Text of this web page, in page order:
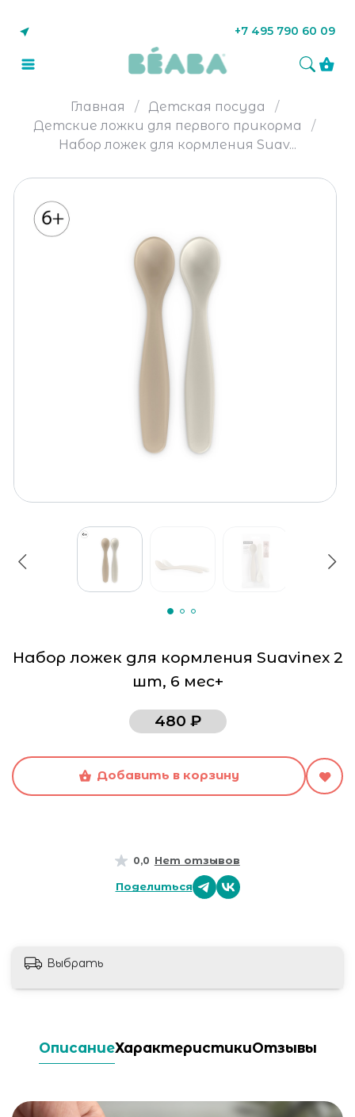
+7 495 790 60 09
Главная
Детская посуда
Детские ложки для первого прикорма
Набор ложек для кормления Suav...
Набор ложек для кормления Suavinex 2
шт, 6 мес+
0,0 Нет отзывов
Поделиться
480 ₽
Добавить в корзину
Выбрать
ОписаниеХарактеристикиОтзывы